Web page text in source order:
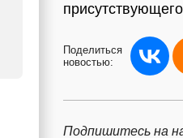
Поделиться
новостью:
Подпишитесь на